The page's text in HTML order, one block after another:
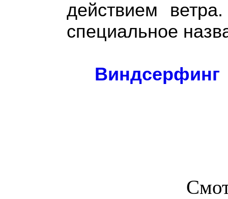
действием
специальное
Виндсерфинг